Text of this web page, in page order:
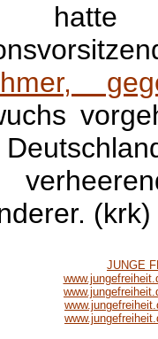
hatte
(krk)
JUNGE